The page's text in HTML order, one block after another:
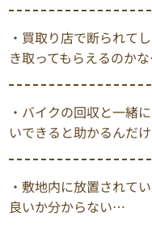
・買取り店で断られて
き取ってもらえるのか
・バイクの回収と一緒
いできると助かるんだ
・敷地内に放置されて
良いか分からない…